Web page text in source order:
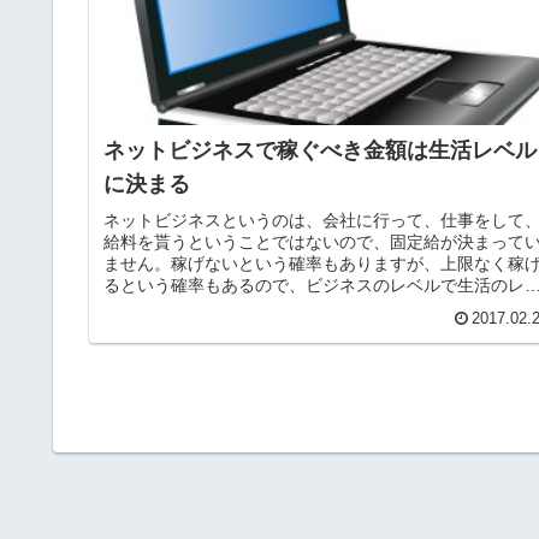
ネットビジネスで稼ぐべき金額は生活レベル
に決まる
ネットビジネスというのは、会社に行って、仕事をして、
給料を貰うということではないので、固定給が決まって
ません。稼げないという確率もありますが、上限なく稼
るという確率もあるので、ビジネスのレベルで生活のレベ